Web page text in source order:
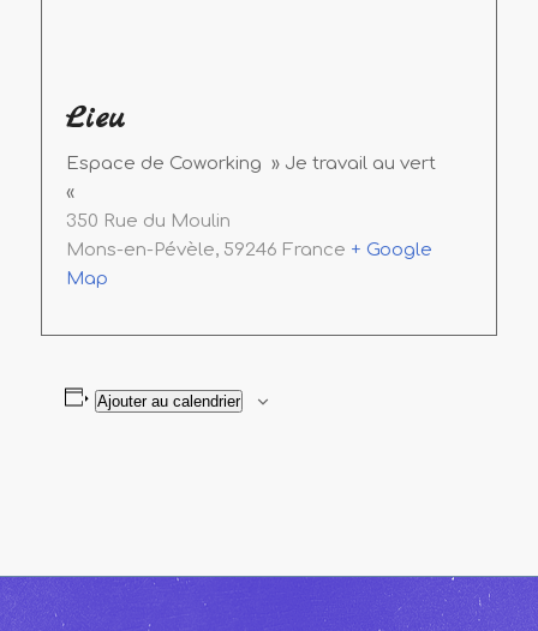
Lieu
Espace de Coworking » Je travail au vert
«
350 Rue du Moulin
Mons-en-Pévèle, 59246 France + Google
Map
Ajouter au calendrier